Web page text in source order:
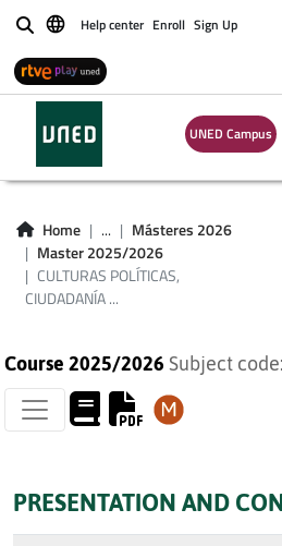
BuscarHelp center Enroll Sign Up
UNED Campus
Home ...
Másteres 2026
Master 2025/2026
CULTURAS POLÍTICAS,
CIUDADANÍA ...
CULTURAS
POLÍTICAS,
PROCESOS
Course 2025/2026 Subject
PRESENTATION AND